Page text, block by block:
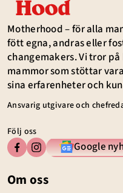
Motherhood – för alla
fött egna, andras eller
changemakers. Vi tror
mammor som stöttar
sina erfarenheter och
Ansvarig utgivare och
Följ oss
Google
Om oss